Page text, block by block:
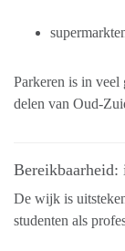
Parkeren is in veel
delen van Oud-
Bereikbaarheid:
De wijk is
studenten als